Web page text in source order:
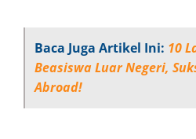
Baca Juga Artikel Ini: 10
Beasiswa Luar Negeri,
Abroad!